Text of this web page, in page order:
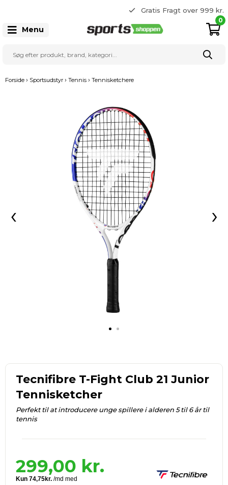
Gratis Fragt over 999 kr.
22 20 80 33
Menu
0
Forside › Sportsudstyr › Tennis › Tennisketchere
‹ ›
Tecnifibre T-Fight Club 21 Junior
Tennisketcher
Perfekt til at introducere unge spillere i alderen 5 til 6 år til
tennis
299,00 kr.